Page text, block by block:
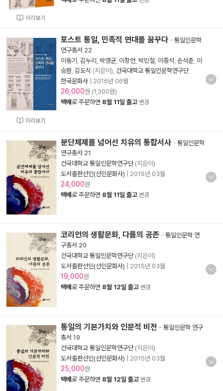
미리보기
미리보기
포스트 통일, 민족적 연대를 꿈꾸다 - 통일인문학
연구총서 22
이동기
김누리 박영균 이창언 박민철 이종석 손석춘 이
승환 김도식 (지은이), 건국대학교 통일인문학연구단
한국문화사
2016년 06월
26,000원 (1,300원)
택배로 주문하면 8월 11일 출고 변경
분단체제를 넘어선 치유의 통합서사 - 통일인문학
연구총서 21
건국대학교 통일인문학연구단(지은이)
도서출판선인(선인문화사)
2015년 03월
24,000원
택배로 주문하면 8월 11일 출고 변경
코리언의 생활문화, 다름의 공존 - 통일인문학 연
구총서 20
건국대학교 통일인문학연구단(지은이)
도서출판선인(선인문화사)
2015년 03월
19,000원
택배로 주문하면 8월 12일 출고 변경
통일의 기본가치와 인문적 비전 - 통일인문학 연구
총서 19
건국대학교 통일인문학연구단(지은이)
도서출판선인(선인문화사)
2015년 03월
25,000원
택배로 주문하면 8월 12일 출고 변경